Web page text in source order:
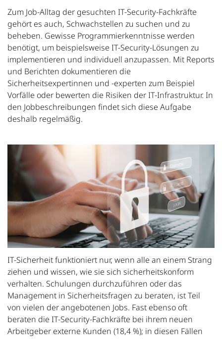
Zum Job-Alltag der gesuchten IT-Security-Fachkräfte
gehört es auch, Schwachstellen zu suchen und zu
beheben. Gewisse Programmierkenntnisse werden
benötigt, um beispielsweise IT-Security-Lösungen zu
implementieren und individuell anzupassen. Mit Reports
und Berichten dokumentieren die
Sicherheitsexpertinnen und -experten zum Beispiel
Vorfälle oder bewerten die Risiken der IT-Infrastruktur. In
den Jobbeschreibungen findet sich diese Aufgabe
deshalb regelmäßig.
IT-Sicherheit funktioniert nur, wenn alle an einem Strang
ziehen und wissen, wie sie sich sicherheitskonform
verhalten. Schulungen durchzuführen oder das
Management in Sicherheitsfragen zu beraten, ist Teil
von vielen der angebotenen Jobs. Fast ebenso oft
beraten die IT-Security-Fachkräfte bei ihrem neuen
Arbeitgeber externe Kunden (18,4 %); in diesen Fällen